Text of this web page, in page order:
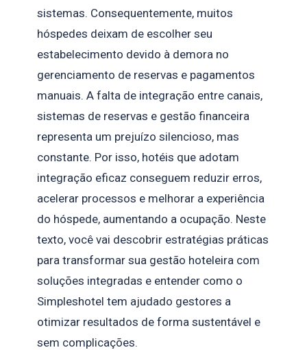
sistemas. Consequentemente, muitos
hóspedes deixam de escolher seu
estabelecimento devido à demora no
gerenciamento de reservas e pagamentos
manuais. A falta de integração entre canais,
sistemas de reservas e gestão financeira
representa um prejuízo silencioso, mas
constante. Por isso, hotéis que adotam
integração eficaz conseguem reduzir erros,
acelerar processos e melhorar a experiência
do hóspede, aumentando a ocupação. Neste
texto, você vai descobrir estratégias práticas
para transformar sua gestão hoteleira com
soluções integradas e entender como o
Simpleshotel tem ajudado gestores a
otimizar resultados de forma sustentável e
sem complicações.